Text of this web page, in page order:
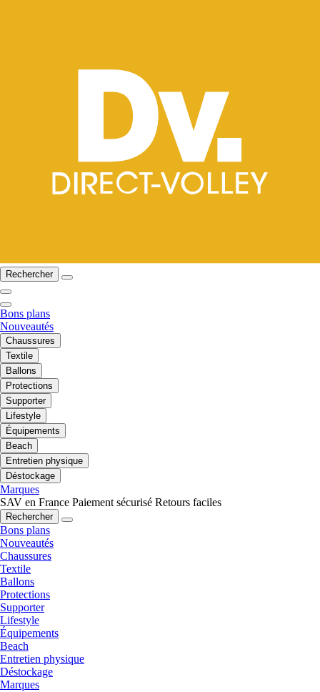
Rechercher
Bons plans
Nouveautés
Chaussures
Textile
Ballons
Protections
Supporter
Lifestyle
Équipements
Beach
Entretien physique
Déstockage
Marques
SAV en France Paiement sécurisé Retours faciles
Rechercher
Bons plans
Nouveautés
Chaussures
Textile
Ballons
Protections
Supporter
Lifestyle
Équipements
Beach
Entretien physique
Déstockage
Marques